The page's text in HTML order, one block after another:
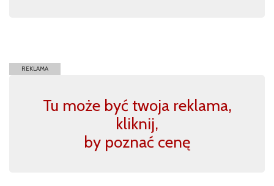
REKLAMA
Tu może być twoja reklama,
kliknij,
by poznać cenę